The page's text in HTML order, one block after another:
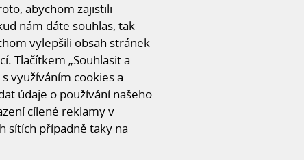
CHCI SE ZEPTAT
abychom zajistili
nám dáte souhlas, tak
vylepšili obsah stránek
Tlačítkem „Souhlasit a
využíváním cookies a
údaje o používání našeho
cílené reklamy v
sítích případně taky na